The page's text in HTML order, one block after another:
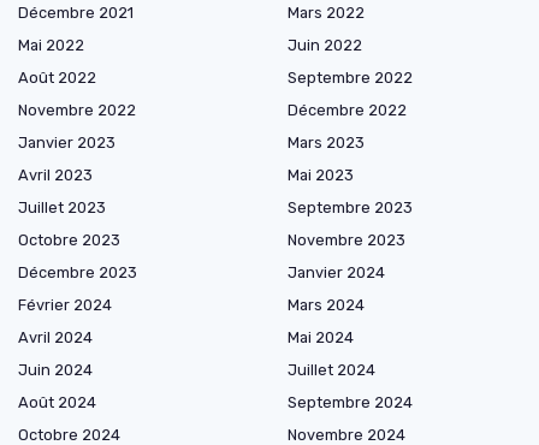
Décembre 2021
Mars 2022
Mai 2022
Juin 2022
Août 2022
Septembre 2022
Novembre 2022
Décembre 2022
Janvier 2023
Mars 2023
Avril 2023
Mai 2023
Juillet 2023
Septembre 2023
Octobre 2023
Novembre 2023
Décembre 2023
Janvier 2024
Février 2024
Mars 2024
Avril 2024
Mai 2024
Juin 2024
Juillet 2024
Août 2024
Septembre 2024
Octobre 2024
Novembre 2024